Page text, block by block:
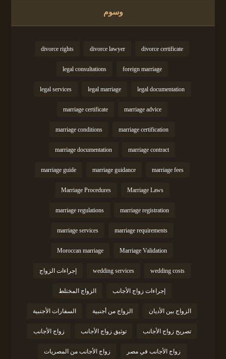
وسوم
divorce certificate
divorce lawyer
divorce rights
foreign marriage
legal consultations
legal documentation
legal marriage
legal services
marriage advice
marriage certificate
marriage certification
marriage conditions
marriage contract
marriage documentation
marriage fees
marriage guidance
marriage guide
Marriage Laws
Marriage Procedures
marriage registration
marriage regulations
marriage requirements
marriage services
Marriage Validation
Moroccan marriage
wedding costs
wedding services إجراءات الزواج
إجراءات زواج الأجانب الزواج المختلط
الزواج بين الأديان الزواج من أجنبية السفارات الأجنبية
تصريح زواج الأجانب توثيق زواج الأجانب زواج الأجانب
زواج الأجانب في مصر زواج الأجانب من المصريات